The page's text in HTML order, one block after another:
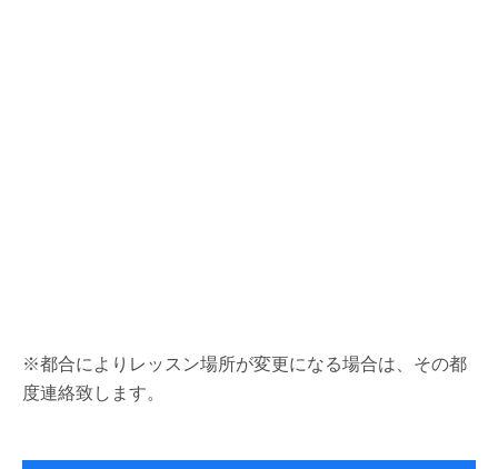
※都合によりレッスン場所が変更になる場合は、その都
度連絡致します。